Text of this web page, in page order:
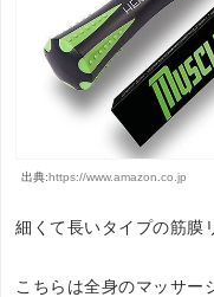
出典:https://www.amazon.co.jp
細くて長いタイプの筋膜
こちらは全身のマッサー